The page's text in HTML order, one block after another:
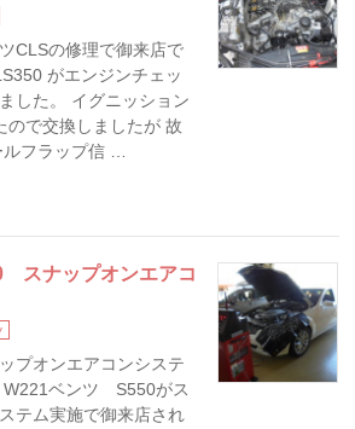
CLSの修理で御来店で
がエンジンチェッ
した。 イグニッション
ので交換しましたが 故
フラップ信 …
ナップオンエアコ
プオンエアコンシステ
W221ベンツ S550がス
テム実施で御来店され